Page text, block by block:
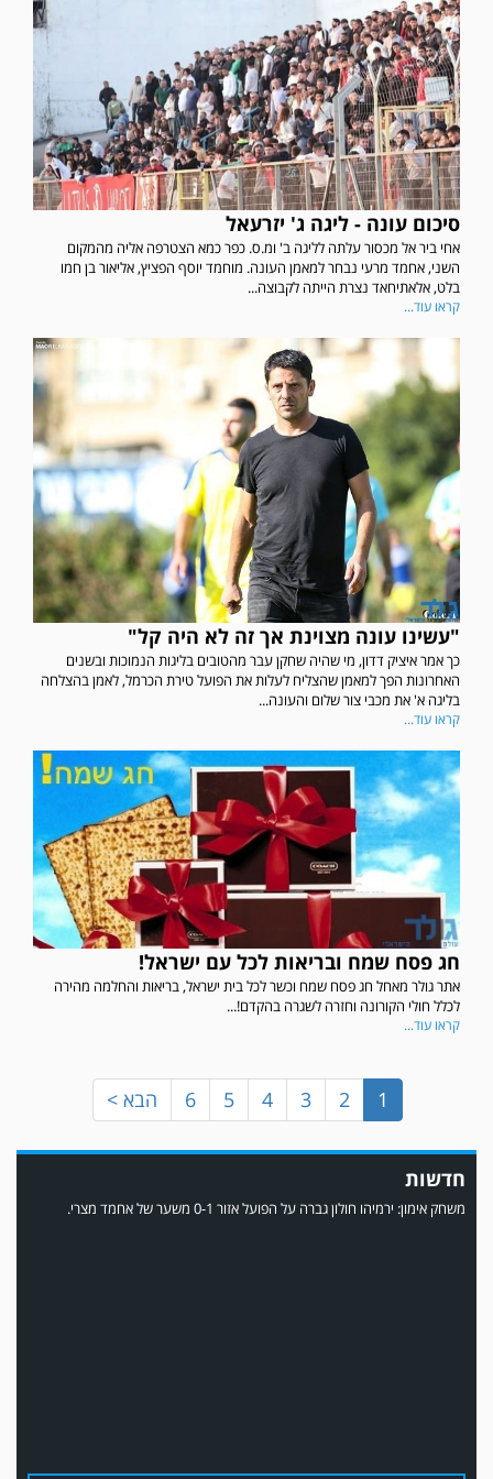
סיכום עונה - ליגה ג' יזרעאל
אחי ביר אל מכסור עלתה לליגה ב' ומ.ס. כפר כמא הצטרפה אליה מהמקום
השני, אחמד מרעי נבחר למאמן העונה. מוחמד יוסף הפציץ, אליאור בן חמו
בלט, אלאתיחאד נצרת הייתה לקבוצה...
קראו עוד...
"עשינו עונה מצוינת אך זה לא היה קל"
כך אמר איציק דדון, מי שהיה שחקן עבר מהטובים בליגות הנמוכות ובשנים
האחרונות הפך למאמן שהצליח לעלות את הפועל טירת הכרמל, לאמן בהצלחה
בליגה א' את מכבי צור שלום והעונה...
קראו עוד...
חג פסח שמח ובריאות לכל עם ישראל!
אתר גולר מאחל חג פסח שמח וכשר לכל בית ישראל, בריאות והחלמה מהירה
לכלל חולי הקורונה וחזרה לשגרה בהקדם!...
קראו עוד...
1
2
3
4
5
6 הבא >
חדשות
במשחק אימון שהתקיים הבוקר יום ה' ניצחה קרית מלאכי את עירוני אשדוד 5-0.
משחק אימון: ירמיהו חולון גברה על הפועל אזור 0-1 משער של אחמד מצרי.